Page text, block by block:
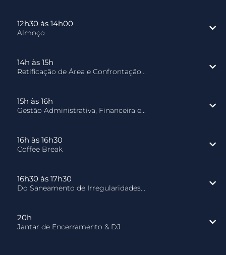
12h30 às 14h00
Almoço
14h às 15h
Retificação de Área e Confrontação...
15h às 16h
Gestão Administrativa, Financeira e...
16h às 16h30
Coffee Break
16h30 às 17h30
Do Saneamento de Irregularidades...
20h
Jantar de Encerramento & DJ